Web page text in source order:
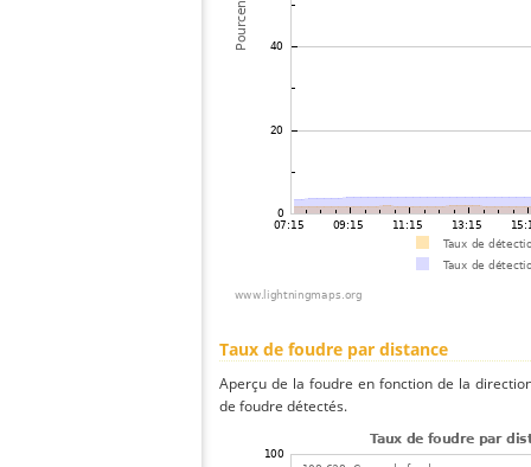
Taux de foudre par distance
Aperçu de la foudre en fonction de la
de foudre détectés.